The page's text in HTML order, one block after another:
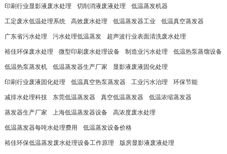
印刷行业显影液废水处理 切削消液废液处理 低温蒸发机器
工定废水低温处理系统 高效废水处理 低温蒸发器工业 低温真空蒸发器
广东省污水处理 污水处理低温蒸发 超声波行业表面清洗废水处理
裕佳环保废水处理 微型印刷废水处理设备 制造业污水处理 低温热泵蒸馏设备
低温热泵蒸发机 低温蒸发器生产厂家 显影液废液固化处理
印刷行业废液固化处理 低温真空热泵蒸发器 工业污水治理 环保节能
减排水处理科技 东莞低温蒸发器 真空低温蒸发器 低温浓缩蒸发器
蒸发器生产厂家 上海低温蒸发器设备 高浓度废水处理
低温蒸发器每吨水处理费用 低温蒸发设备价格
裕佳环保低温蒸发废水处理设备工作原理 版房显影液废液处理